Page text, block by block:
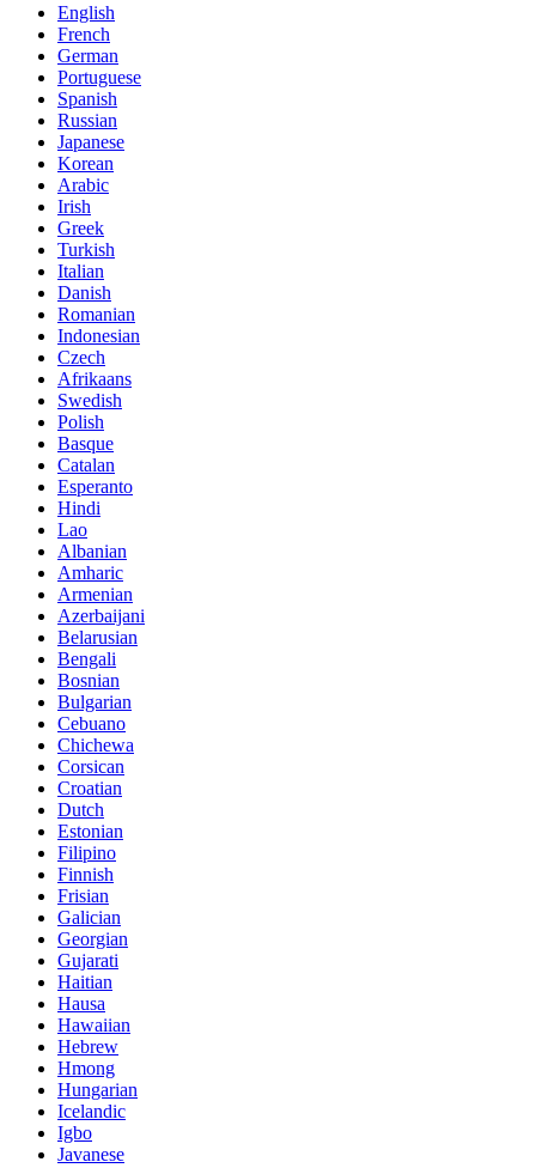
English
French
German
Portuguese
Spanish
Russian
Japanese
Korean
Arabic
Irish
Greek
Turkish
Italian
Danish
Romanian
Indonesian
Czech
Afrikaans
Swedish
Polish
Basque
Catalan
Esperanto
Hindi
Lao
Albanian
Amharic
Armenian
Azerbaijani
Belarusian
Bengali
Bosnian
Bulgarian
Cebuano
Chichewa
Corsican
Croatian
Dutch
Estonian
Filipino
Finnish
Frisian
Galician
Georgian
Gujarati
Haitian
Hausa
Hawaiian
Hebrew
Hmong
Hungarian
Icelandic
Igbo
Javanese